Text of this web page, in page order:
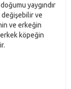
yaygındır
değişebilir ve
ve erkeğin
köpeğin